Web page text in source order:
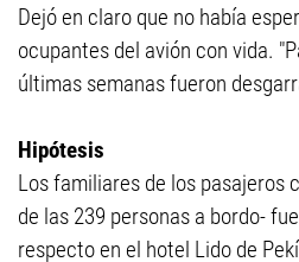
Dejó en claro que no había
ocupantes del avión con vida.
últimas semanas fueron
Hipótesis
Los familiares de los pasajeros
de las 239 personas a bordo-
respecto en el hotel Lido de